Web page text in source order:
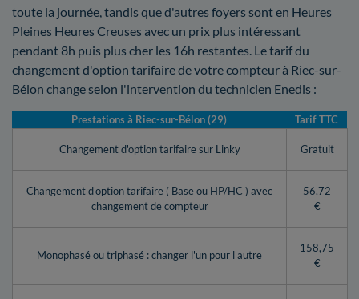
toute la journée, tandis que d'autres foyers sont en Heures
Pleines Heures Creuses avec un prix plus intéressant
pendant 8h puis plus cher les 16h restantes. Le tarif du
changement d'option tarifaire de votre compteur à Riec-sur-
Bélon change selon l'intervention du technicien Enedis :
Prestations à Riec-sur-Bélon (29) Tarif TTC
Changement d'option tarifaire sur Linky Gratuit
Changement d'option tarifaire ( Base ou HP/HC ) avec
changement de compteur
56,72
€
Monophasé ou triphasé : changer l'un pour l'autre
158,75
€